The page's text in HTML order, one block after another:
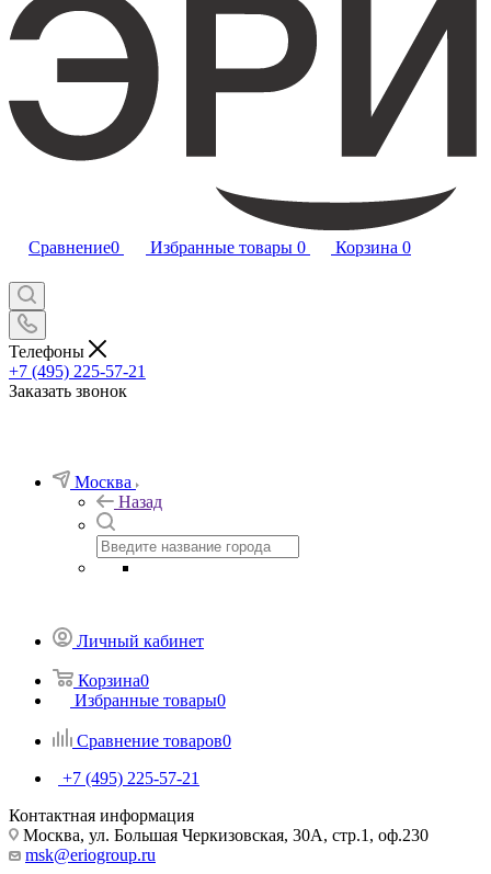
Сравнение0 Избранные товары 0 Корзина 0
Телефоны
+7 (495) 225-57-21
Заказать звонок
Москва
Назад
Личный кабинет
Корзина0
Избранные товары0
Сравнение товаров0
+7 (495) 225-57-21
Контактная информация
Москва, ул. Большая Черкизовская, 30А, стр.1, оф.230
msk@eriogroup.ru